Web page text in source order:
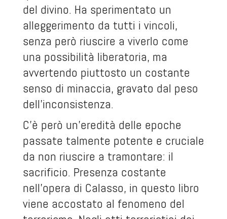
del divino. Ha sperimentato un
alleggerimento da tutti i vincoli,
senza però riuscire a viverlo come
una possibilità liberatoria, ma
avvertendo piuttosto un costante
senso di minaccia, gravato dal peso
dell'inconsistenza.
C'è però un'eredità delle epoche
passate talmente potente e cruciale
da non riuscire a tramontare: il
sacrificio. Presenza costante
nell'opera di Calasso, in questo libro
viene accostato al fenomeno del